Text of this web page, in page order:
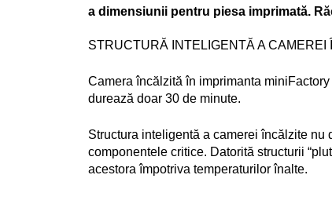
a dimensiunii pentru piesa imprimată.
STRUCTURĂ INTELIGENTĂ A CAMEREI
Camera încălzită în imprimanta
durează doar 30 de minute.
Structura inteligentă a camerei încălzite nu
componentele critice. Datorită structurii
acestora împotriva temperaturilor înalte.